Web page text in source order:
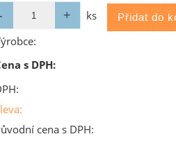
ks
s DPH:
cena s DPH: